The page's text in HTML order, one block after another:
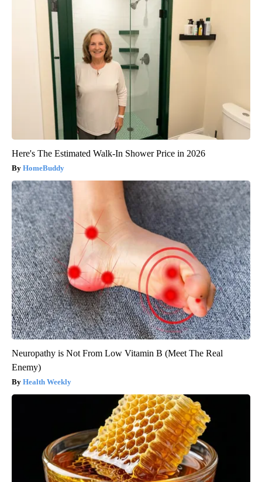
Here's The Estimated Walk-In Shower Price in 2026
HomeBuddy
Neuropathy is Not From Low Vitamin B (Meet The Real
Enemy)
Health Weekly